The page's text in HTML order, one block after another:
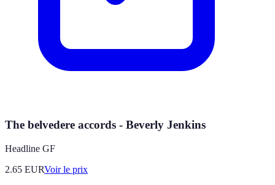
The belvedere accords - Beverly Jenkins
Headline GF
2.65 EURVoir le prix